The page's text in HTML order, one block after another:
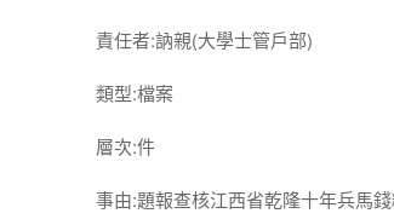
責任者:訥親(大學士管戶部)
類型:檔案
層次:件
事由:題報查核江西省乾隆十年兵馬